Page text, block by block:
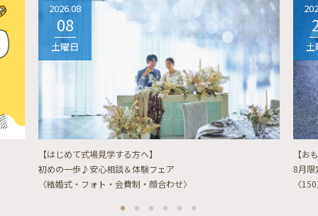
2026.08
08
土曜日
【はじめて式場見学する方へ】
初めの一歩♪安心相談＆体験フェア
〈結婚式・フォト・会費制・顔合わせ〉
土
【お
8月限
〈